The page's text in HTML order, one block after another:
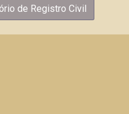
de Registro Civil